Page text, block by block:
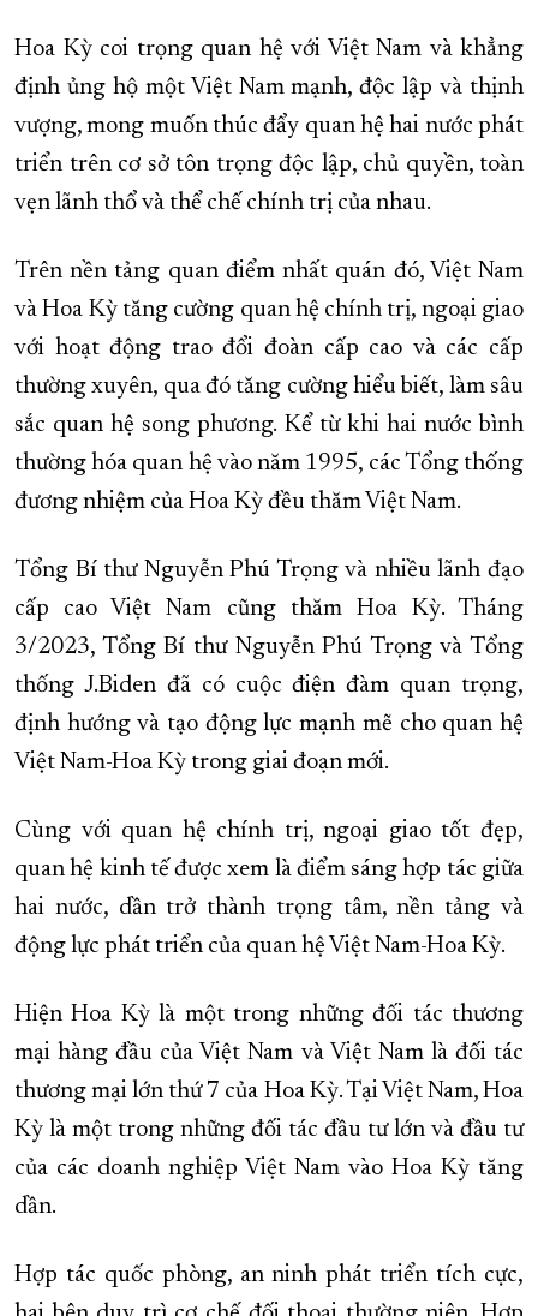
Hoa Kỳ coi trọng quan hệ với Việt Nam và khẳng
định ủng hộ một Việt Nam mạnh, độc lập và thịnh
vượng, mong muốn thúc đẩy quan hệ hai nước phát
triển trên cơ sở tôn trọng độc lập, chủ quyền, toàn
vẹn lãnh thổ và thể chế chính trị của nhau.
Trên nền tảng quan điểm nhất quán đó, Việt Nam
và Hoa Kỳ tăng cường quan hệ chính trị, ngoại giao
với hoạt động trao đổi đoàn cấp cao và các cấp
thường xuyên, qua đó tăng cường hiểu biết, làm sâu
sắc quan hệ song phương. Kể từ khi hai nước bình
thường hóa quan hệ vào năm 1995, các Tổng thống
đương nhiệm của Hoa Kỳ đều thăm Việt Nam.
Tổng Bí thư Nguyễn Phú Trọng và nhiều lãnh đạo
cấp cao Việt Nam cũng thăm Hoa Kỳ. Tháng
3/2023, Tổng Bí thư Nguyễn Phú Trọng và Tổng
thống J.Biden đã có cuộc điện đàm quan trọng,
định hướng và tạo động lực mạnh mẽ cho quan hệ
Việt Nam-Hoa Kỳ trong giai đoạn mới.
Cùng với quan hệ chính trị, ngoại giao tốt đẹp,
quan hệ kinh tế được xem là điểm sáng hợp tác giữa
hai nước, dần trở thành trọng tâm, nền tảng và
động lực phát triển của quan hệ Việt Nam-Hoa Kỳ.
Hiện Hoa Kỳ là một trong những đối tác thương
mại hàng đầu của Việt Nam và Việt Nam là đối tác
thương mại lớn thứ 7 của Hoa Kỳ. Tại Việt Nam, Hoa
Kỳ là một trong những đối tác đầu tư lớn và đầu tư
của các doanh nghiệp Việt Nam vào Hoa Kỳ tăng
dần.
Hợp tác quốc phòng, an ninh phát triển tích cực,